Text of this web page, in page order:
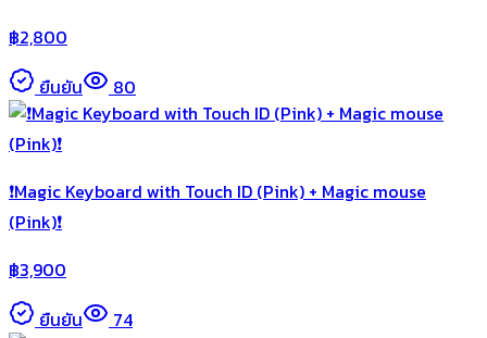
฿2,800
ยืนยัน
80
❗️Magic Keyboard with Touch ID (Pink) + Magic mouse
(Pink)❗️
฿3,900
ยืนยัน
74